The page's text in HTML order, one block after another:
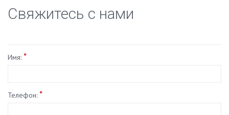
Свяжитесь с нами
Имя: *
Телефон: *